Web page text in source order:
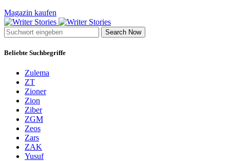
Magazin kaufen
Search Now
Beliebte Suchbegriffe
Zulema
ZT
Zioner
Zion
Ziber
ZGM
Zeos
Zars
ZAK
Yusuf